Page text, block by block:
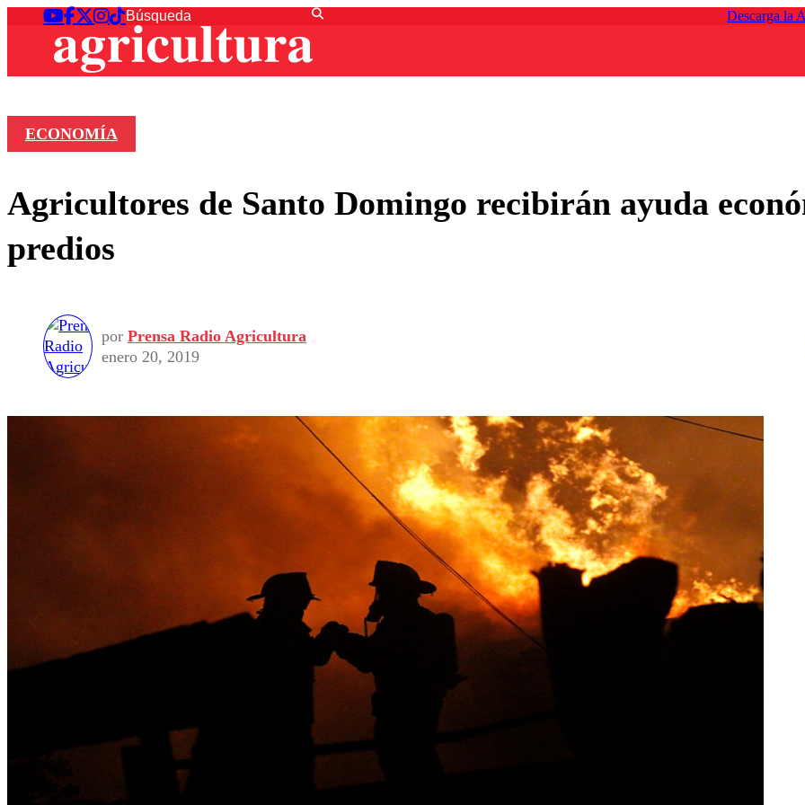
Descarga la
ECONOMÍA
Agricultores de Santo Domingo recibirán ayuda
predios
por Prensa Radio Agricultura
enero 20, 2019